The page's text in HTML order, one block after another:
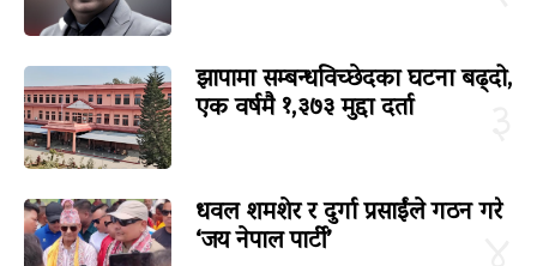
झापामा सम्बन्धविच्छेदका घटना बढ्दो,
एक वर्षमै १,३७३ मुद्दा दर्ता
धवल शमशेर र दुर्गा प्रसाईंले गठन गरे
‘जय नेपाल पार्टी’